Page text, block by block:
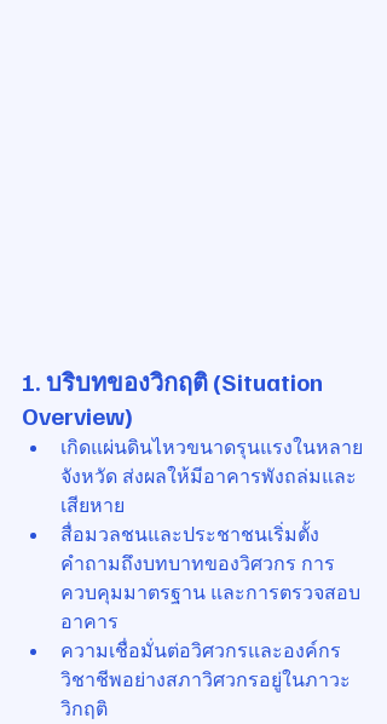
1. บริบทของวิกฤติ (Situation
Overview)
เกิดแผ่นดินไหวขนาดรุนแรงในหลาย
จังหวัด ส่งผลให้มีอาคารพังถล่มและ
เสียหาย
สื่อมวลชนและประชาชนเริ่มตั้ง
คำถามถึงบทบาทของวิศวกร การ
ควบคุมมาตรฐาน และการตรวจสอบ
อาคาร
ความเชื่อมั่นต่อวิศวกรและองค์กร
วิชาชีพอย่างสภาวิศวกรอยู่ในภาวะ
วิกฤติ